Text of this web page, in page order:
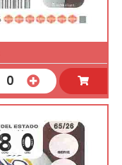
0